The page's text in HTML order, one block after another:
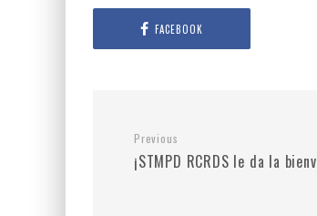
FACEBOOK
Previous
¡STMPD RCRDS le da la